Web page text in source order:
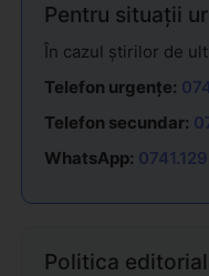
Pentru situații
În cazul știrilor de
Telefon urgențe:
Telefon secundar:
WhatsApp:
Politica